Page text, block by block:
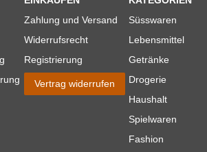
Zahlung und Versand
Widerrufsrecht
Registrierung
Vertrag widerrufen
Süsswaren
Lebensmittel
Getränke
Drogerie
Haushalt
Spielwaren
Fashion